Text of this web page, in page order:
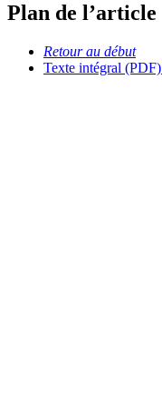
Plan de l’article
Retour au début
Texte intégral (PDF)